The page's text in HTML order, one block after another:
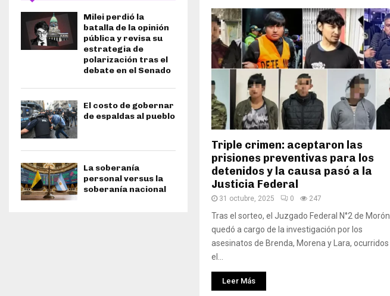
Triple crimen: aceptaron las
prisiones preventivas para los
detenidos y la causa pasó a la
Justicia Federal
31 octubre, 2025 0 247
Tras el sorteo, el Juzgado Federal N°2 de Morón
quedó a cargo de la investigación por los
asesinatos de Brenda, Morena y Lara, ocurridos
el...
Leer Más
Milei perdió la
batalla de la opinión
pública y revisa su
estrategia de
polarización tras el
debate en el Senado
El costo de gobernar
de espaldas al pueblo
La soberanía
personal versus la
soberanía nacional